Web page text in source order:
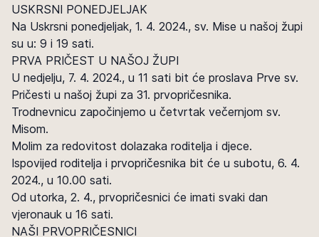
USKRSNI PONEDJELJAK
Na Uskrsni ponedjeljak, 1. 4. 2024., sv. Mise u našoj župi
su u: 9 i 19 sati.
PRVA PRIČEST U NAŠOJ ŽUPI
U nedjelju, 7. 4. 2024., u 11 sati bit će proslava Prve sv.
Pričesti u našoj župi za 31. prvopričesnika.
Trodnevnicu započinjemo u četvrtak večernjom sv.
Misom.
Molim za redovitost dolazaka roditelja i djece.
Ispovijed roditelja i prvopričesnika bit će u subotu, 6. 4.
2024., u 10.00 sati.
Od utorka, 2. 4., prvopričesnici će imati svaki dan
vjeronauk u 16 sati.
NAŠI PRVOPRIČESNICI